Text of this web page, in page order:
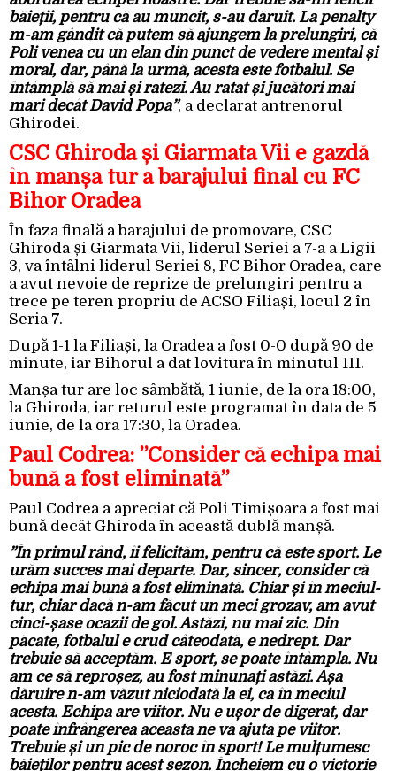
băieții, pentru că au muncit, s-au dăruit. La penalty
m-am gândit că putem să ajungem la prelungiri, că
Poli venea cu un elan din punct de vedere mental și
moral, dar, până la urmă, acesta este fotbalul. Se
întâmplă să mai și ratezi. Au ratat și jucători mai
mari decât David Popa”, a declarat antrenorul
Ghirodei.
CSC Ghiroda și Giarmata Vii e gazdă
în manșa tur a barajului final cu FC
Bihor Oradea
În faza finală a barajului de promovare, CSC
Ghiroda și Giarmata Vii, liderul Seriei a 7-a a Ligii
3, va întâlni liderul Seriei 8, FC Bihor Oradea, care
a avut nevoie de reprize de prelungiri pentru a
trece pe teren propriu de ACSO Filiași, locul 2 în
Seria 7.
După 1-1 la Filiași, la Oradea a fost 0-0 după 90 de
minute, iar Bihorul a dat lovitura în minutul 111.
Manșa tur are loc sâmbătă, 1 iunie, de la ora 18:00,
la Ghiroda, iar returul este programat în data de 5
iunie, de la ora 17:30, la Oradea.
Paul Codrea: ”Consider că echipa mai
bună a fost eliminată”
Paul Codrea a apreciat că Poli Timișoara a fost mai
bună decât Ghiroda în această dublă manșă.
”În primul rând, îi felicităm, pentru că este sport. Le
urăm succes mai departe. Dar, sincer, consider că
echipa mai bună a fost eliminată. Chiar și în meciul-
tur, chiar dacă n-am făcut un meci grozav, am avut
cinci-șase ocazii de gol. Astăzi, nu mai zic. Din
păcate, fotbalul e crud câteodată, e nedrept. Dar
trebuie să acceptăm. E sport, se poate întâmpla. Nu
am ce să reproșez, au fost minunați astăzi. Așa
dăruire n-am văzut niciodată la ei, ca în meciul
acesta. Echipa are viitor. Nu e ușor de digerat, dar
poate înfrângerea aceasta ne va ajuta pe viitor.
Trebuie și un pic de noroc în sport! Le mulțumesc
băieților pentru acest sezon. Încheiem cu o victorie